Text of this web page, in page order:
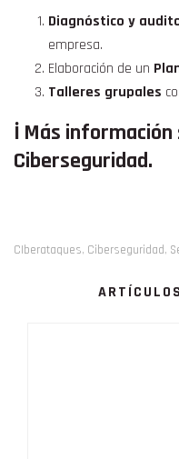
Diagnóstico y
empresa.
Elaboración de un
Talleres grupales
ℹ️ Más información
Ciberseguridad.
CIberataques, Ciberseguridad ,